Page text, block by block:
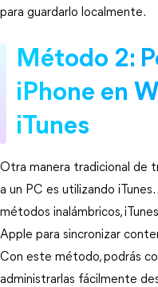
para guardarlo localmente.
Método 2:
iPhone en
iTunes
Otra manera tradicional de
a un PC es utilizando
métodos inalámbricos,
Apple para sincronizar
Con este método, podrás
administrarlas fácilmente